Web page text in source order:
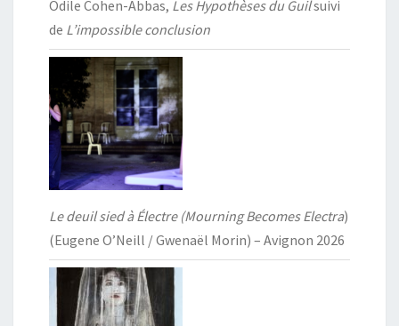
Odile Cohen-Abbas, Les Hypothèses du Guilsuivi
de L’impossible conclusion
Le deuil sied à Électre (Mourning Becomes Electra)
(Eugene O’Neill / Gwenaël Morin) – Avignon 2026